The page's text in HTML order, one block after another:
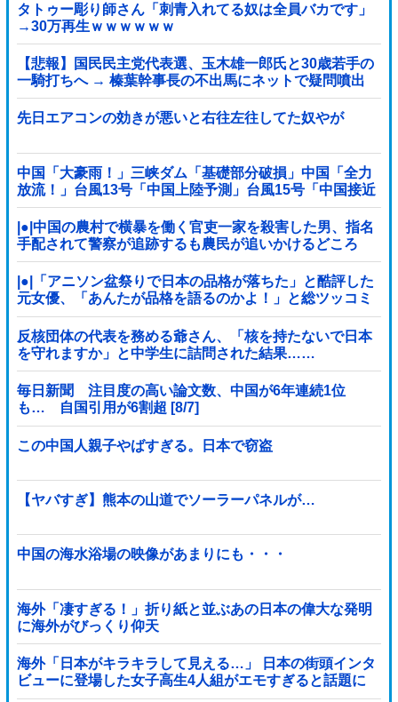
タトゥー彫り師さん「刺青入れてる奴は全員バカです」
→30万再生ｗｗｗｗｗｗ
【悲報】国民民主党代表選、玉木雄一郎氏と30歳若手の
一騎打ちへ → 榛葉幹事長の不出馬にネットで疑問噴出
ｗｗｗｗｗｗｗｗｗｗｗｗｗｗｗ
先日エアコンの効きが悪いと右往左往してた奴やが
中国「大豪雨！」三峡ダム「基礎部分破損」中国「全力
放流！」台風13号「中国上陸予測」台風15号「中国接近
（画像」中国「台風同時上陸！（穀物生産が壊滅危機」
→
|●|中国の農村で横暴を働く官吏一家を殺害した男、指名
手配されて警察が追跡するも農民が追いかけるどころ
か……
|●|「アニソン盆祭りで日本の品格が落ちた」と酷評した
元女優、「あんたが品格を語るのかよ！」と総ツッコミ
を食らってしまい……
反核団体の代表を務める爺さん、「核を持たないで日本
を守れますか」と中学生に詰問された結果……
毎日新聞 注目度の高い論文数、中国が6年連続1位
も… 自国引用が6割超 [8/7]
この中国人親子やばすぎる。日本で窃盗
【ヤバすぎ】熊本の山道でソーラーパネルが…
中国の海水浴場の映像があまりにも・・・
海外「凄すぎる！」折り紙と並ぶあの日本の偉大な発明
に海外がびっくり仰天
海外「日本がキラキラして見える…」 日本の街頭インタ
ビューに登場した女子高生4人組がエモすぎると話題に